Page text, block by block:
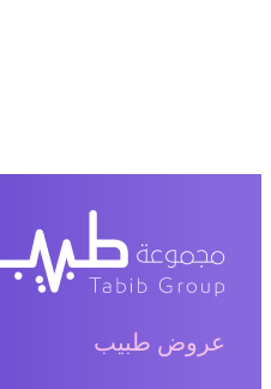
عروض طبيب